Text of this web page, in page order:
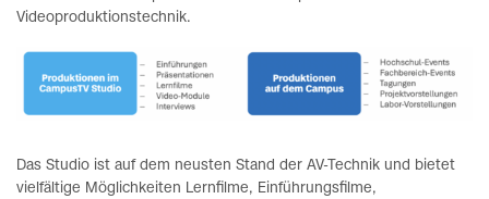
Videoproduktionstechnik.
Das Studio ist auf dem neusten Stand der AV-Technik und bietet
vielfältige Möglichkeiten Lernfilme, Einführungsfilme,